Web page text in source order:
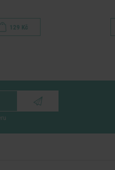
129 Kč